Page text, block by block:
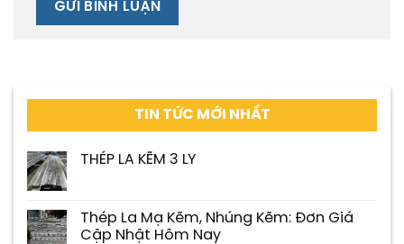
TIN TỨC MỚI NHẤT
THÉP LA KẼM 3 LY
Thép La Mạ Kẽm, Nhúng Kẽm: Đơn Giá
Cập Nhật Hôm Nay